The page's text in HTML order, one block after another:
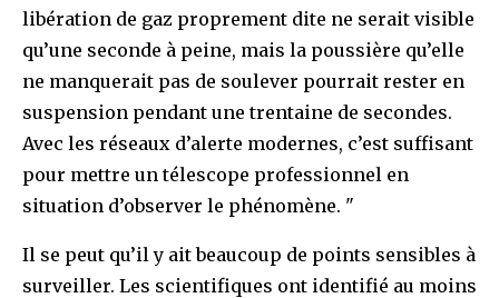
libération de gaz proprement dite ne serait visible
qu’une seconde à peine, mais la poussière qu’elle
ne manquerait pas de soulever pourrait rester en
suspension pendant une trentaine de secondes.
Avec les réseaux d’alerte modernes, c’est suffisant
pour mettre un télescope professionnel en
situation d’observer le phénomène. "
Il se peut qu’il y ait beaucoup de points sensibles à
surveiller. Les scientifiques ont identifié au moins